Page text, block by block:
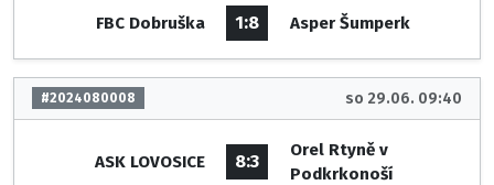
FBC Dobruška 1:8 Asper Šumperk
#2024080008 so 29.06. 09:40
ASK LOVOSICE 8:3
Orel Rtyně v
Podkrkonoší